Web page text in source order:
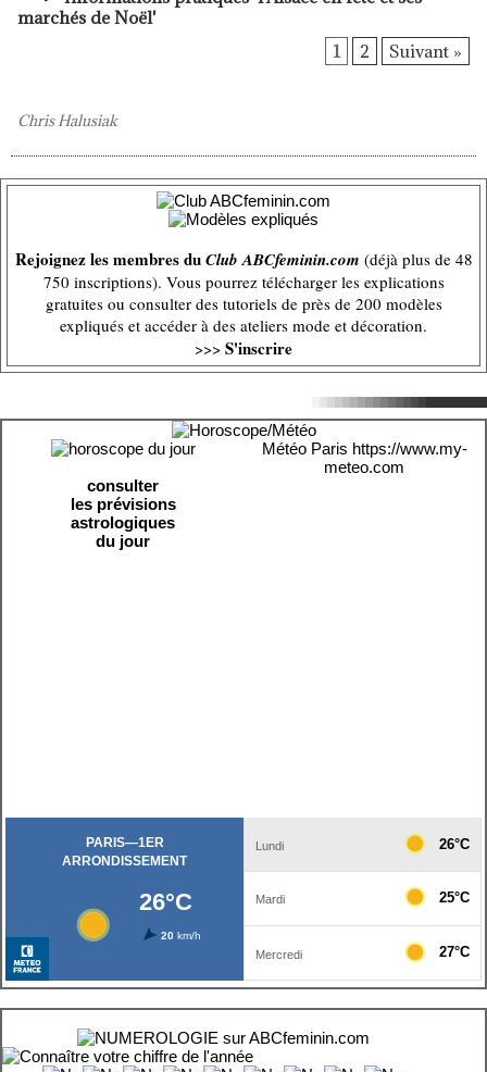
marchés de Noël'
1
2 Suivant »
Chris Halusiak
Rejoignez les membres duClub ABCfeminin.com (déjà plus de 48
750 inscriptions). Vous pourrez télécharger les explications
gratuites ou consulter des tutoriels de près de 200 modèles
expliqués et accéder à des ateliers mode et décoration.
>>> S'inscrire
consulter
les prévisions
astrologiques
du jour
Météo Paris https://www.my-
meteo.com